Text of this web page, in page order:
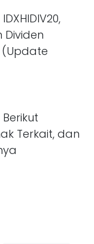
Dividen
(Update
Terkait, dan